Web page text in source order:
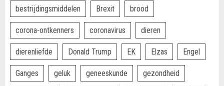
bestrijdingsmiddelen Brexit brood
corona-ontkenners coronavirus dieren
dierenliefde Donald Trump EK Elzas Engel
Ganges geluk geneeskunde gezondheid